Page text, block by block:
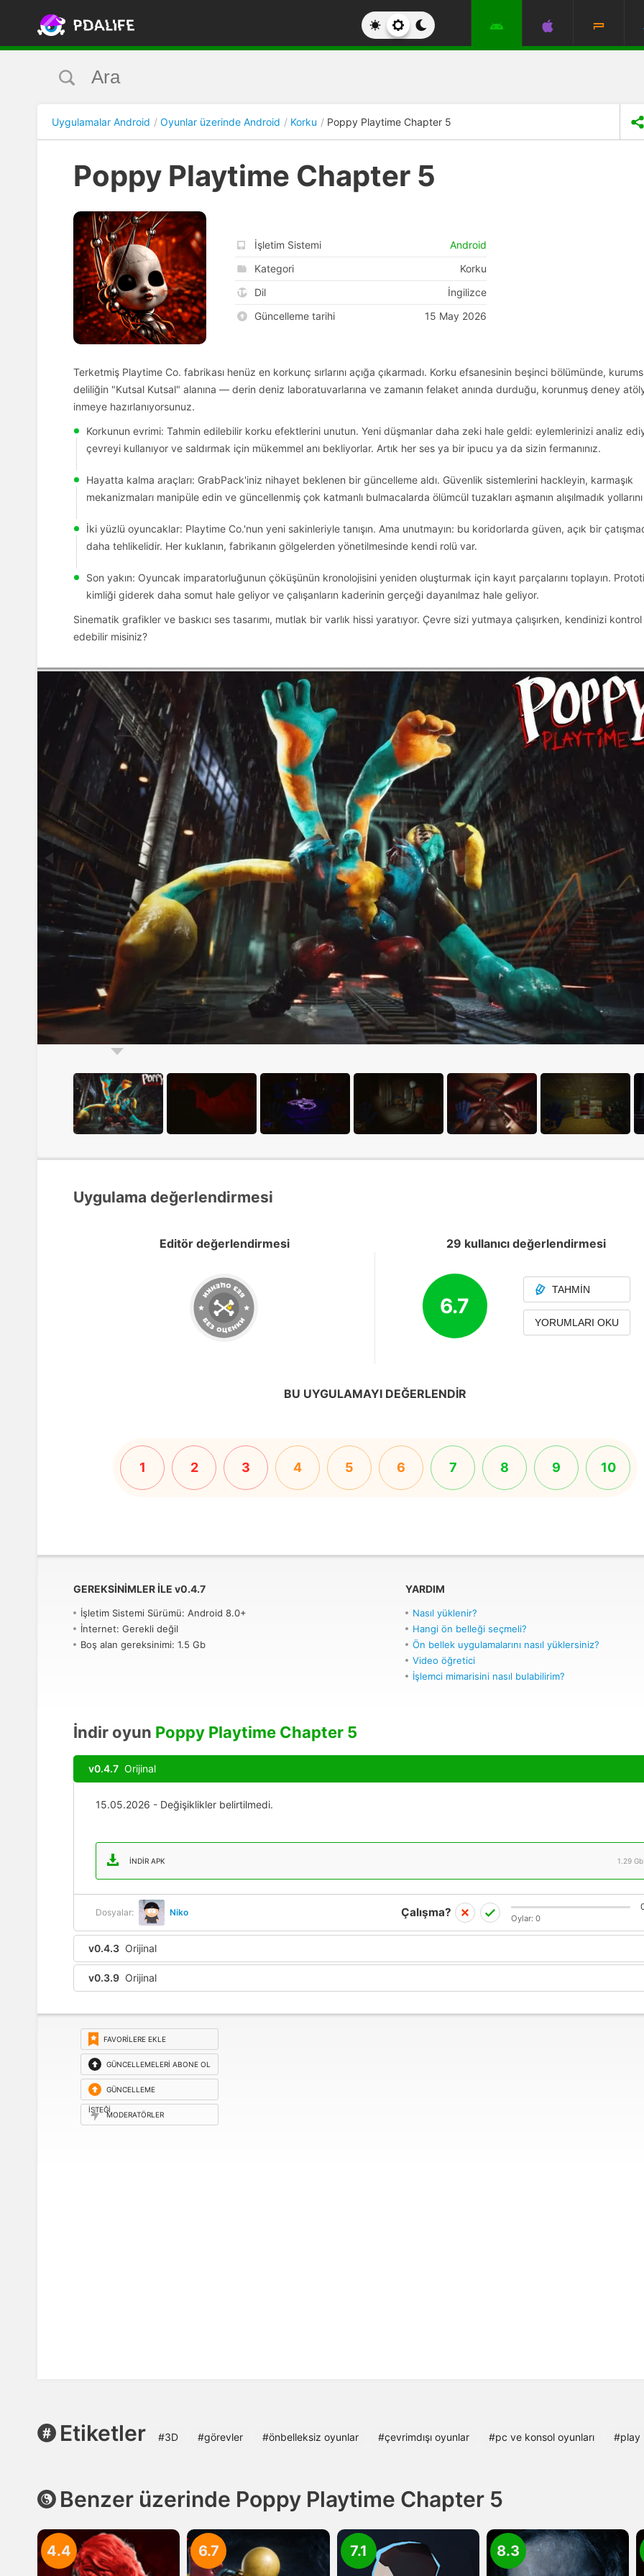
Uygulamalar Android Oyunlar üzerinde Android Korku Poppy Playtime Chapter 5
Poppy Playtime Chapter 5
İşletim Sistemi
Android
Kategori
Korku
Dil
İngilizce
Güncelleme tarihi
15 May 2026
Terketmiş Playtime Co. fabrikası henüz en korkunç sırlarını açığa çıkarmadı. Korku efsanesinin beşinci bölümünde,
deliliğin "Kutsal Kutsal" alanına — derin deniz laboratuvarlarına ve zamanın felaket anında durduğu, korunmuş deney
inmeye hazırlanıyorsunuz.
Korkunun evrimi: Tahmin edilebilir korku efektlerini unutun. Yeni düşmanlar daha zeki hale geldi: eylemlerinizi analiz
çevreyi kullanıyor ve saldırmak için mükemmel anı bekliyorlar. Artık her ses ya bir ipucu ya da sizin fermanınız.
Hayatta kalma araçları: GrabPack'iniz nihayet beklenen bir güncelleme aldı. Güvenlik sistemlerini hackleyin, karmaşık
mekanizmaları manipüle edin ve güncellenmiş çok katmanlı bulmacalarda ölümcül tuzakları aşmanın alışılmadık
İki yüzlü oyuncaklar: Playtime Co.'nun yeni sakinleriyle tanışın. Ama unutmayın: bu koridorlarda güven, açık bir
daha tehlikelidir. Her kuklanın, fabrikanın gölgelerden yönetilmesinde kendi rolü var.
Son yakın: Oyuncak imparatorluğunun çöküşünün kronolojisini yeniden oluşturmak için kayıt parçalarını toplayın.
kimliği giderek daha somut hale geliyor ve çalışanların kaderinin gerçeği dayanılmaz hale geliyor.
Sinematik grafikler ve baskıcı ses tasarımı, mutlak bir varlık hissi yaratıyor. Çevre sizi yutmaya çalışırken, kendinizi kontrol
edebilir misiniz?
Uygulama değerlendirmesi
Editör değerlendirmesi 29 kullanıcı değerlendirmesi
6.7
TAHMIN
YORUMLARI OKU
BU UYGULAMAYI DEĞERLENDIR
1 2 3 4 5 6 7 8 9 10
GEREKSINIMLER ILE v0.4.7
İşletim Sistemi Sürümü: Android 8.0+
İnternet: Gerekli değil
Boş alan gereksinimi: 1.5 Gb
YARDIM
Nasıl yüklenir?
Hangi ön belleği seçmeli?
Ön bellek uygulamalarını nasıl yüklersiniz?
Video öğretici
İşlemci mimarisini nasıl bulabilirim?
İndir oyun Poppy Playtime Chapter 5
v0.4.7 Orijinal
15.05.2026 - Değişiklikler belirtilmedi.
İNDIR APK 1.29 Gb
Dosyalar: Niko Çalışma? Oylar: 0
v0.4.3 Orijinal
v0.3.9 Orijinal
FAVORILERE EKLE
GÜNCELLEMELERI ABONE OL
GÜNCELLEME
ISTEĞI
MODERATÖRLER
Etiketler #3D #görevler #önbelleksiz oyunlar #çevrimdışı oyunlar #pc ve konsol oyunları #play
Benzer üzerinde Poppy Playtime Chapter 5
4.4 6.7 7.1 8.3